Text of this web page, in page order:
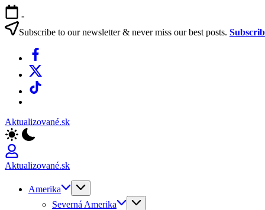
Skip
to
content
-
Subscribe to our newsletter & never miss our best posts.
Facebook
X
TikTok
Aktualizované.sk
Aktualizované.sk
Amerika
Severná Amerika